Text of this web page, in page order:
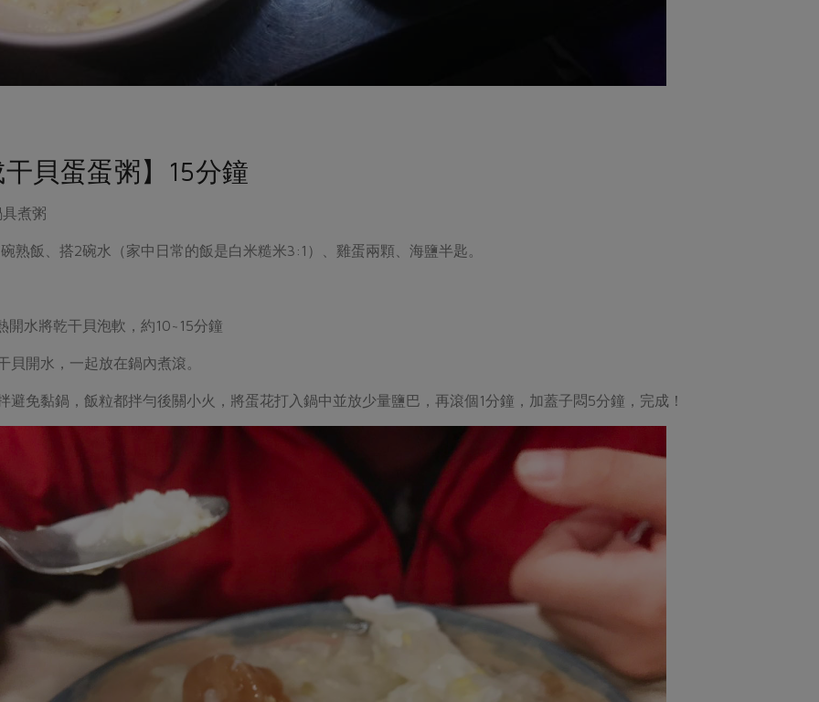
貝蛋蛋粥】15分鐘
煮粥
熟飯、搭2碗水（家中日常的飯是白米糙米3:1）、雞蛋兩顆、海鹽半匙。
開水將乾干貝泡軟，約10~15分鐘
貝開水，一起放在鍋內煮滾。
避免黏鍋，飯粒都拌勻後關小火，將蛋花打入鍋中並放少量鹽巴，再滾個1分鐘，加蓋子悶5分鐘，完成！